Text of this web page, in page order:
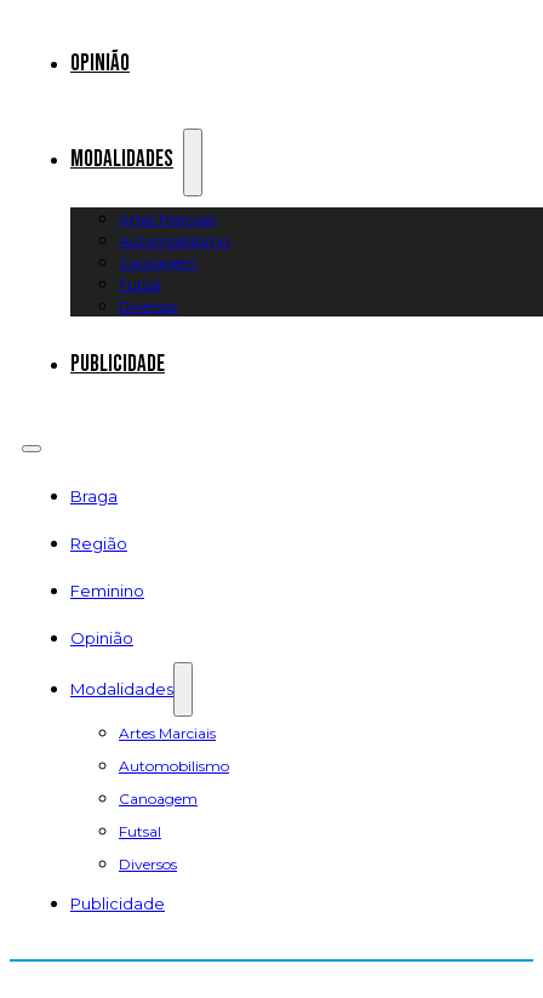
Opinião
Modalidades
Artes Marciais
Automobilismo
Canoagem
Futsal
Diversos
Publicidade
Braga
Região
Feminino
Opinião
Modalidades
Artes Marciais
Automobilismo
Canoagem
Futsal
Diversos
Publicidade